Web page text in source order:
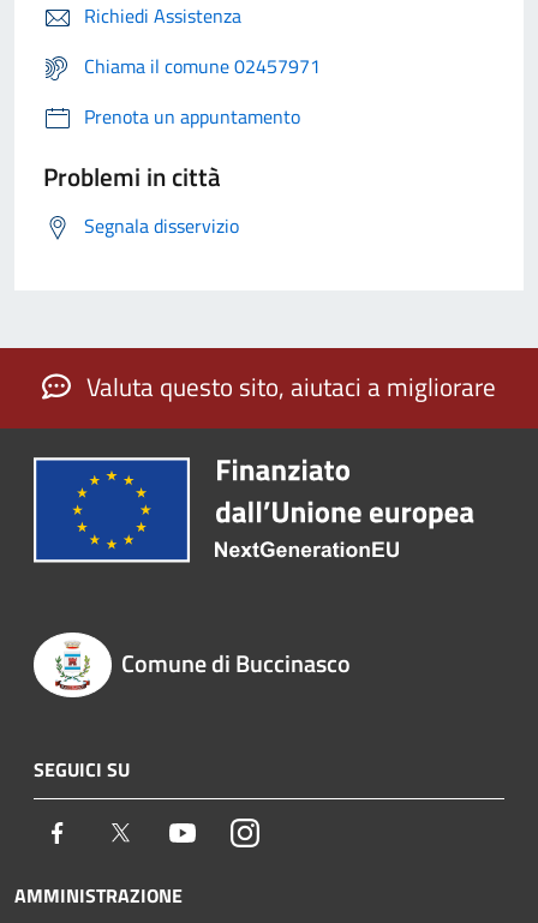
Richiedi Assistenza
Chiama il comune 02457971
Prenota un appuntamento
Problemi in città
Segnala disservizio
Valuta questo sito, aiutaci a migliorare
Comune di Buccinasco
SEGUICI SU
Facebook Twitter YoutubeInstagram
AMMINISTRAZIONE